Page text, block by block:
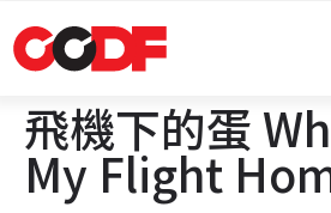
飛機下的蛋
My Flight